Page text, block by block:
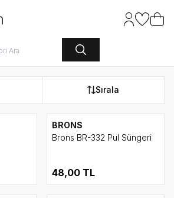
Hesabım
Sırala
BRONS
Brons BR-332 Pul Süngeri
48,00 TL